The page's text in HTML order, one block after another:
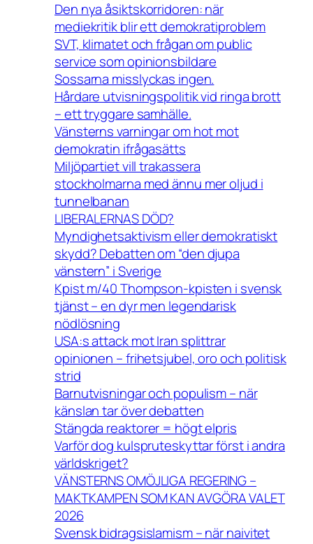
Den nya åsiktskorridoren: när
mediekritik blir ett demokratiproblem
SVT, klimatet och frågan om public
service som opinionsbildare
Sossarna misslyckas ingen.
Hårdare utvisningspolitik vid ringa brott
– ett tryggare samhälle.
Vänsterns varningar om hot mot
demokratin ifrågasätts
Miljöpartiet vill trakassera
stockholmarna med ännu mer oljud i
tunnelbanan
LIBERALERNAS DÖD?
Myndighetsaktivism eller demokratiskt
skydd? Debatten om “den djupa
vänstern” i Sverige
Kpist m/40 Thompson-kpisten i svensk
tjänst – en dyr men legendarisk
nödlösning
USA:s attack mot Iran splittrar
opinionen – frihetsjubel, oro och politisk
strid
Barnutvisningar och populism – när
känslan tar över debatten
Stängda reaktorer = högt elpris
Varför dog kulspruteskyttar först i andra
världskriget?
VÄNSTERNS OMÖJLIGA REGERING –
MAKTKAMPEN SOM KAN AVGÖRA VALET
2026
Svensk bidragsislamism – när naivitet